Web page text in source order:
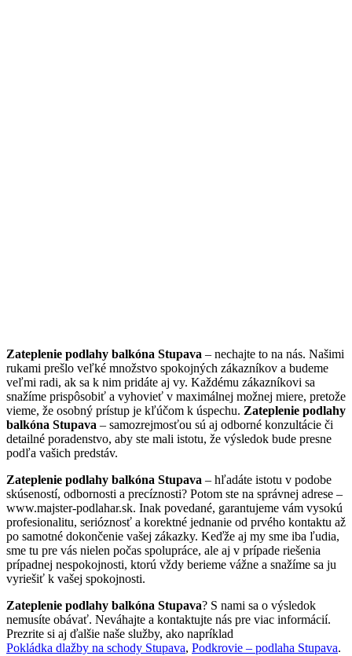
Zateplenie podlahy balkóna Stupava – nechajte to na nás. Našimi
rukami prešlo veľké množstvo spokojných zákazníkov a budeme
veľmi radi, ak sa k nim pridáte aj vy. Každému zákazníkovi sa
snažíme prispôsobiť a vyhovieť v maximálnej možnej miere, pretože
vieme, že osobný prístup je kľúčom k úspechu. Zateplenie podlahy
balkóna Stupava – samozrejmosťou sú aj odborné konzultácie či
detailné poradenstvo, aby ste mali istotu, že výsledok bude presne
podľa vašich predstáv.
Zateplenie podlahy balkóna Stupava – hľadáte istotu v podobe
skúseností, odbornosti a precíznosti? Potom ste na správnej adrese –
www.majster-podlahar.sk. Inak povedané, garantujeme vám vysokú
profesionalitu, serióznosť a korektné jednanie od prvého kontaktu až
po samotné dokončenie vašej zákazky. Keďže aj my sme iba ľudia,
sme tu pre vás nielen počas spolupráce, ale aj v prípade riešenia
prípadnej nespokojnosti, ktorú vždy berieme vážne a snažíme sa ju
vyriešiť k vašej spokojnosti.
Zateplenie podlahy balkóna Stupava? S nami sa o výsledok
nemusíte obávať. Neváhajte a kontaktujte nás pre viac informácií.
Prezrite si aj ďalšie naše služby, ako napríklad
Pokládka dlažby na schody Stupava, Podkrovie – podlaha Stupava.